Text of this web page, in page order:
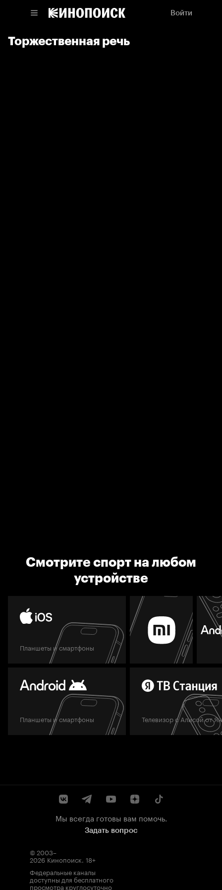
Войти
Торжественная речь
Смотрите спорт на любом
устройстве
Планшеты и смартфоны
Планшеты и смартфоны Телевизор с Алисой от
Мы всегда готовы вам помочь.
Задать вопрос
© 2003–
2026 Кинопоиск. 18+
Федеральные каналы
доступны для бесплатного
просмотра круглосуточно